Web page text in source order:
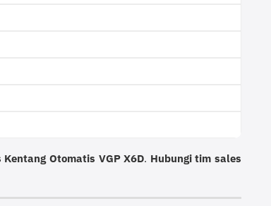
Kentang Otomatis VGP X6D. Hubungi tim sales